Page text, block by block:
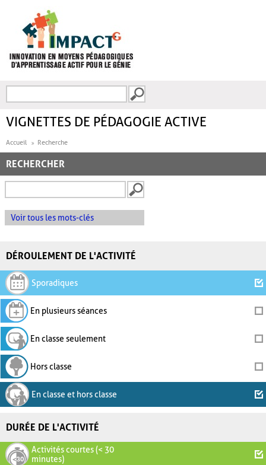
FORMULAIRE DE
VIGNETTES DE PÉDAGOGIE ACTIVE
Accueil Recherche
RECHERCHER
Voir tous les mots-clés
DÉROULEMENT DE L'ACTIVITÉ
Sporadiques
En plusieurs séances
En classe seulement
Hors classe
En classe et hors classe
DURÉE DE L'ACTIVITÉ
Activités courtes (< 30
minutes)